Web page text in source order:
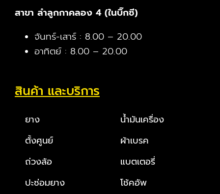
สาขา ลำลูกกาคลอง 4 (ในบิ๊กซี)
จันทร์-เสาร์ : 8.00 – 20.00
อาทิตย์ : 8.00 – 20.00
สินค้า และบริการ
ยาง
ตั้งศูนย์
ถ่วงล้อ
ปะซ่อมยาง
น้ำมันเครื่อง
ผ้าเบรค
แบตเตอรี่
โช้คอัพ